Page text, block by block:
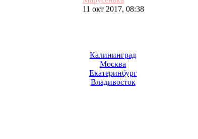
Приворот на платок со
Вернуть любовь мужа
слезами (Степанова)
Последнее сообщение
Калининград
Москва
Екатеринбург
Владивосток